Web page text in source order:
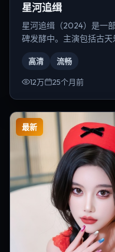
星河追缉
星河追缉（2024）是一
碑发酵中。主演包括古
高清 流畅
12万 25个月前
最新